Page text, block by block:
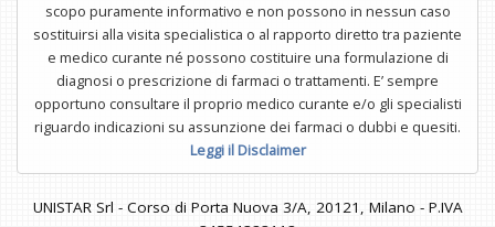
scopo puramente informativo e non possono in nessun caso
sostituirsi alla visita specialistica o al rapporto diretto tra paziente
e medico curante né possono costituire una formulazione di
diagnosi o prescrizione di farmaci o trattamenti. E’ sempre
opportuno consultare il proprio medico curante e/o gli specialisti
riguardo indicazioni su assunzione dei farmaci o dubbi e quesiti.
Leggi il Disclaimer
UNISTAR Srl - Corso di Porta Nuova 3/A, 20121, Milano - P.IVA